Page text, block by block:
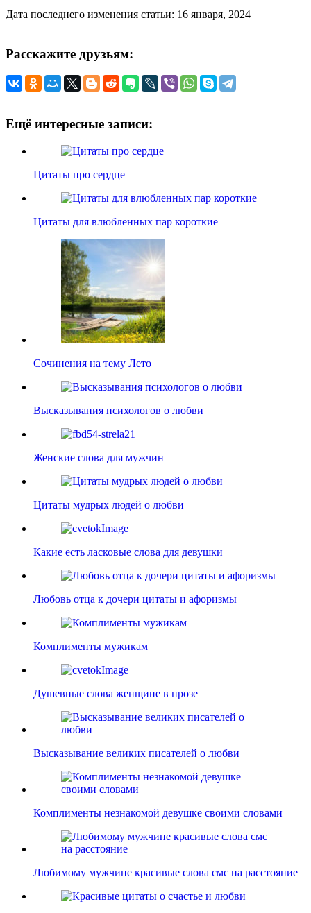
Дата последнего изменения статьи: 16 января, 2024
Расскажите друзьям:
Ещё интересные записи:
Цитаты про сердце
Цитаты для влюбленных пар короткие
Сочинения на тему Лето
Высказывания психологов о любви
Женские слова для мужчин
Цитаты мудрых людей о любви
Какие есть ласковые слова для девушки
Любовь отца к дочери цитаты и афоризмы
Комплименты мужикам
Душевные слова женщине в прозе
Высказывание великих писателей о любви
Комплименты незнакомой девушке своими словами
Любимому мужчине красивые слова смс на расстояние